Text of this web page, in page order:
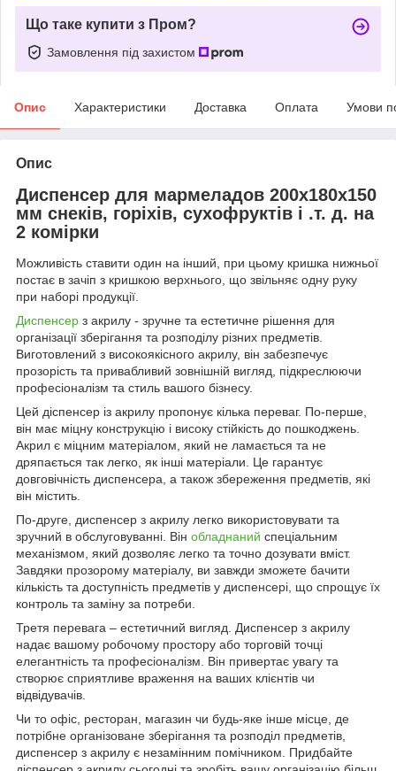
Що таке купити з Пром?
Замовлення під захистом
Опис Характеристики Доставка Оплата Умови
Опис
Диспенсер для мармеладов 200х180х150
мм снеків, горіхів, сухофруктів і .т. д. на
2 комірки
Можливість ставити один на інший, при цьому кришка нижньої
постає в зачіп з кришкою верхнього, що звільняє одну руку
при наборі продукції.
Диспенсер з акрилу - зручне та естетичне рішення для
організації зберігання та розподілу різних предметів.
Виготовлений з високоякісного акрилу, він забезпечує
прозорість та привабливий зовнішній вигляд, підкреслюючи
професіоналізм та стиль вашого бізнесу.
Цей діспенсер із акрилу пропонує кілька переваг. По-перше,
він має міцну конструкцію і високу стійкість до пошкоджень.
Акрил є міцним матеріалом, який не ламається та не
дряпається так легко, як інші матеріали. Це гарантує
довговічність диспенсера, а також збереження предметів, які
він містить.
По-друге, диспенсер з акрилу легко використовувати та
зручний в обслуговуванні. Він обладнаний спеціальним
механізмом, який дозволяє легко та точно дозувати вміст.
Завдяки прозорому матеріалу, ви завжди зможете бачити
кількість та доступність предметів у диспенсері, що спрощує їх
контроль та заміну за потреби.
Третя перевага – естетичний вигляд. Диспенсер з акрилу
надає вашому робочому простору або торговій точці
елегантність та професіоналізм. Він привертає увагу та
створює сприятливе враження на ваших клієнтів чи
відвідувачів.
Чи то офіс, ресторан, магазин чи будь-яке інше місце, де
потрібне організоване зберігання та розподіл предметів,
диспенсер з акрилу є незамінним помічником. Придбайте